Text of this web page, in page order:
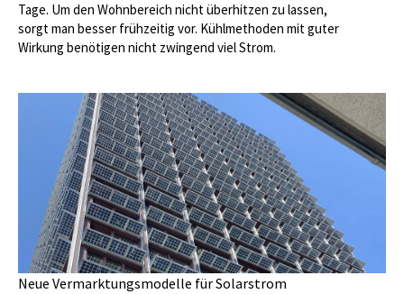
Tage. Um den Wohnbereich nicht überhitzen zu lassen,
sorgt man besser frühzeitig vor. Kühlmethoden mit guter
Wirkung benötigen nicht zwingend viel Strom.
Neue Vermarktungsmodelle für Solarstrom